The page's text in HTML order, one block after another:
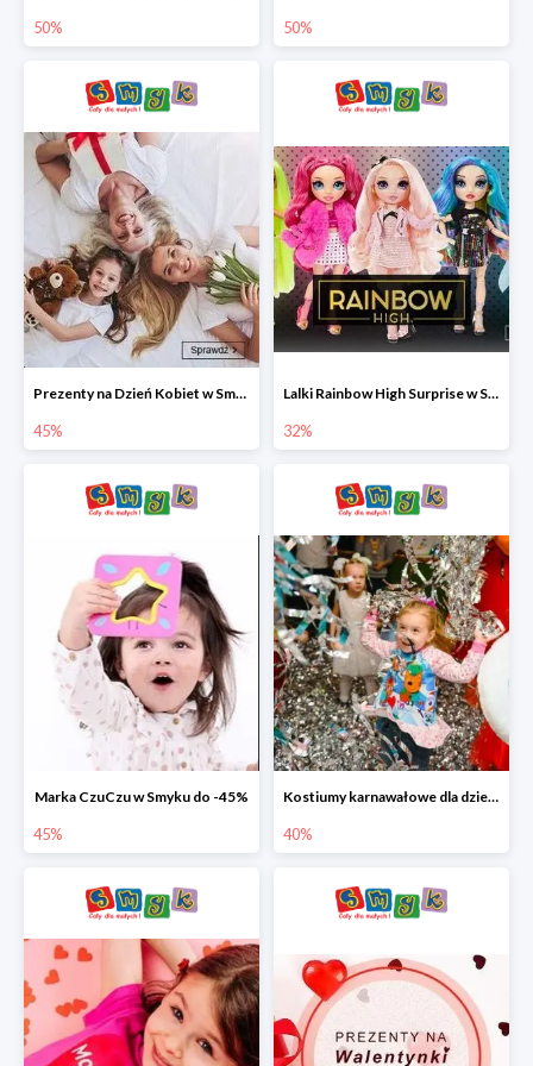
50% 50%
Prezenty na Dzień Kobiet w Smyku do -45%
45%
Lalki Rainbow High Surprise w Smyku do -35%
32%
Marka CzuCzu w Smyku do -45%
45%
Kostiumy karnawałowe dla dzieci w Smyku do -40%
40%